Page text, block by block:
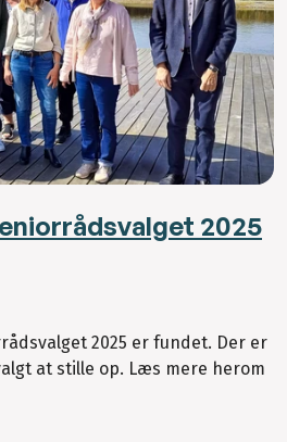
2025
2025 er fundet. Der er
at stille op. Læs mere herom